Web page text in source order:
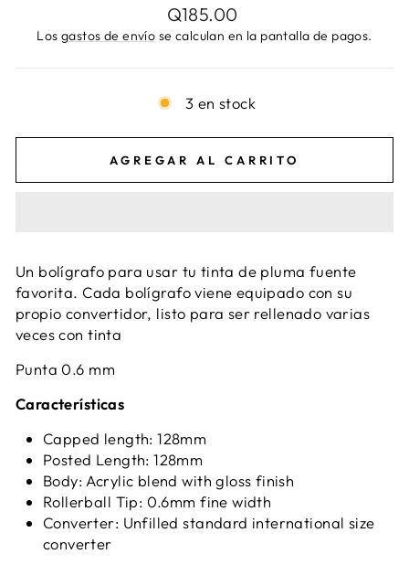
Precio
habitual
Q185.00
Losgastos de envío se calculan en la pantalla de pagos.
3 en stock
AGREGAR AL CARRITO
Un bolígrafo para usar tu tinta de pluma fuente
favorita. Cada bolígrafo viene equipado con su
propio convertidor, listo para ser rellenado varias
veces con tinta
Punta 0.6 mm
Características
Capped length: 128mm
Posted Length: 128mm
Body: Acrylic blend with gloss finish
Rollerball Tip: 0.6mm fine width
Converter: Unfilled standard international size
converter